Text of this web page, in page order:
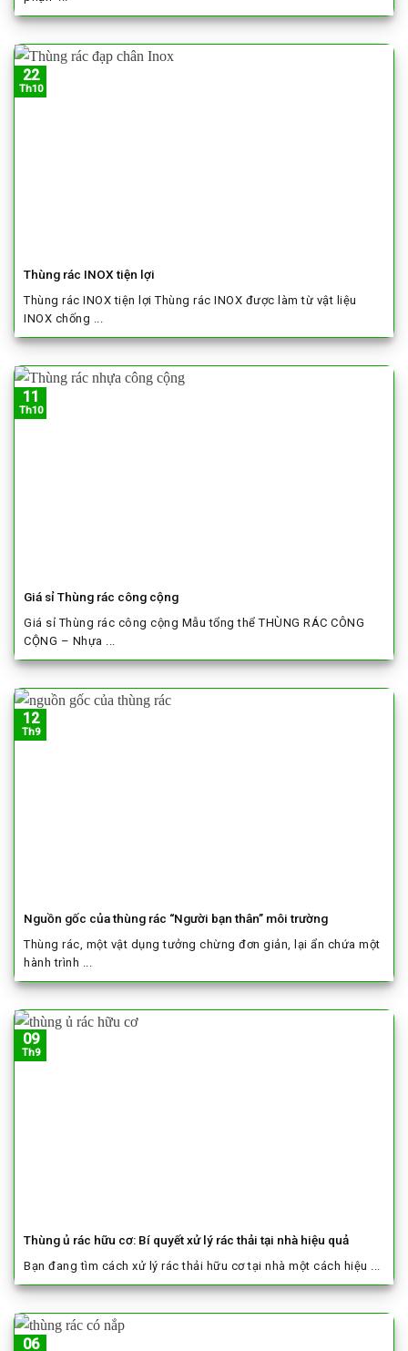
Thùng rác INOX tiện lợi
Thùng rác INOX tiện lợi Thùng rác INOX được làm từ vật liệu
INOX chống ...
22
Th10
Giá sỉ Thùng rác công cộng
Giá sỉ Thùng rác công cộng Mẫu tổng thể THÙNG RÁC CÔNG
CỘNG – Nhựa ...
11
Th10
Nguồn gốc của thùng rác “Người bạn thân” môi trường
Thùng rác, một vật dụng tưởng chừng đơn giản, lại ẩn chứa một
hành trình ...
12
Th9
Thùng ủ rác hữu cơ: Bí quyết xử lý rác thải tại nhà hiệu quả
Bạn đang tìm cách xử lý rác thải hữu cơ tại nhà một cách hiệu ...
09
Th9
06